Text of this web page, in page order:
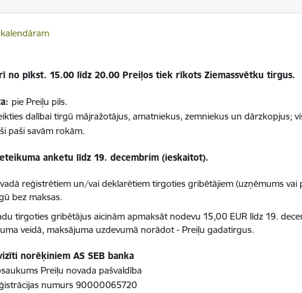
no plkst. 15.00 līdz 20.00 Preiļos tiek rīkots Ziemassvētku tirgus.
pie Preiļu pils.
dalībai tirgū mājražotājus, amatniekus, zemniekus un dārzkopjus;
paši savām rokām.
anketu līdz 19. decembrim (ieskaitot).
reģistrētiem un/vai deklarētiem tirgoties gribētājiem (uzņēmums
bez maksas.
tirgoties gribētājus aicinām apmaksāt nodevu 15,00 EUR līdz 19.
veidā, maksājuma uzdevumā norādot - Preiļu gadatirgus.
norēķiniem AS SEB banka
Preiļu novada pašvaldība
numurs 90000065720